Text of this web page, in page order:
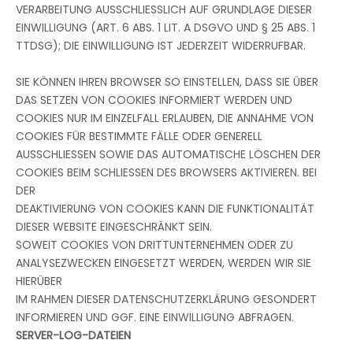
VERARBEITUNG AUSSCHLIESSLICH AUF GRUNDLAGE DIESER
EINWILLIGUNG (ART. 6 ABS. 1 LIT. A DSGVO UND § 25 ABS. 1
TTDSG); DIE EINWILLIGUNG IST JEDERZEIT WIDERRUFBAR.
SIE KÖNNEN IHREN BROWSER SO EINSTELLEN, DASS SIE ÜBER
DAS SETZEN VON COOKIES INFORMIERT WERDEN UND
COOKIES NUR IM EINZELFALL ERLAUBEN, DIE ANNAHME VON
COOKIES FÜR BESTIMMTE FÄLLE ODER GENERELL
AUSSCHLIESSEN SOWIE DAS AUTOMATISCHE LÖSCHEN DER
COOKIES BEIM SCHLIESSEN DES BROWSERS AKTIVIEREN. BEI
DER
DEAKTIVIERUNG VON COOKIES KANN DIE FUNKTIONALITÄT
DIESER WEBSITE EINGESCHRÄNKT SEIN.
SOWEIT COOKIES VON DRITTUNTERNEHMEN ODER ZU
ANALYSEZWECKEN EINGESETZT WERDEN, WERDEN WIR SIE
HIERÜBER
IM RAHMEN DIESER DATENSCHUTZERKLÄRUNG GESONDERT
INFORMIEREN UND GGF. EINE EINWILLIGUNG ABFRAGEN.
SERVER-LOG-DATEIEN